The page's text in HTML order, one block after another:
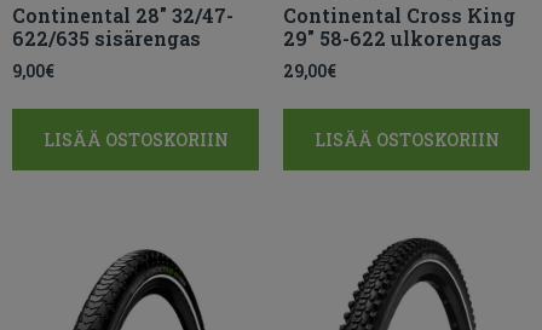
Continental 28″ 32/47-
622/635 sisärengas
9,00€
LISÄÄ OSTOSKORIIN
Continental Cross King
29″ 58-622 ulkorengas
29,00€
LISÄÄ OSTOSKORIIN